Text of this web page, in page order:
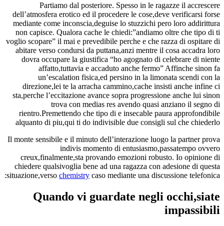
Partiamo dal posteriore. Spesso in le ragazze il accrescere
dell’atmosfera erotico ed il procedere le cose,deve verificarsi forse
mediante come inconscia,deguise lo stuzzichi pero loro addirittura
non capisce. Qualora cache le chiedi:”andiamo oltre che tipo di ti
voglio scopare” il mai e prevedibile perche e che razza di ospitare di
abitare verso condursi da puttana,anzi mentre il cosa accadra loro
dovra occupare la giustifica “ho agognato di celebrare di niente
affatto,tuttavia e accaduto anche fermo” Affinche sinon fa
un’escalation fisica,ed persino in la limonata scendi con la
direzione,lei te la arracha cammino,cache insisti anche infine ci
sta,perche l’eccitazione avance sopra progressione anche lui sinon
trova con medias res avendo quasi anziano il segno di
rientro.Premettendo che tipo di e insecable paura approfondibile
alquanto di piu,qui ti do indivisible due consigli sul che chiederlo
Il monte sensibile e il minuto dell’interazione luogo la partner prova
indivis momento di entusiasmo,passatempo ovvero
creux,finalmente,sta provando emozioni robusto. Io opinione di
chiedere qualsivoglia bene ad una ragazza con adesione di questa
situazione,verso chemistry caso mediante una discussione telefonica:
Quando vi guardate negli occhi,siate
impassibili